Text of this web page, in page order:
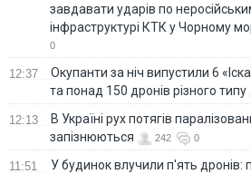
завдавати ударів по
інфраструктурі КТК у Чорному
0
12:37
Окупанти за ніч випустили 6
та понад 150 дронів різного типу
12:13
В Україні рух потягів
запізнюються
242 0
11:51
У будинок влучили п'ять дронів: